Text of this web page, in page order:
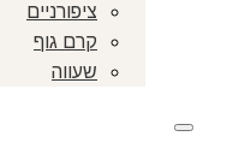
ציפורניים
קרם גוף
שעווה